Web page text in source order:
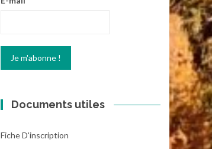
Documents utiles
Fiche D'inscription